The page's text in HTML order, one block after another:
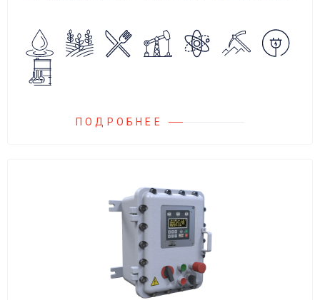
и суспензий. Фильтры устанавливаются
на всасывающих линиях дозировочных
насосных агрегатов и установок.
ПОДРОБНЕЕ